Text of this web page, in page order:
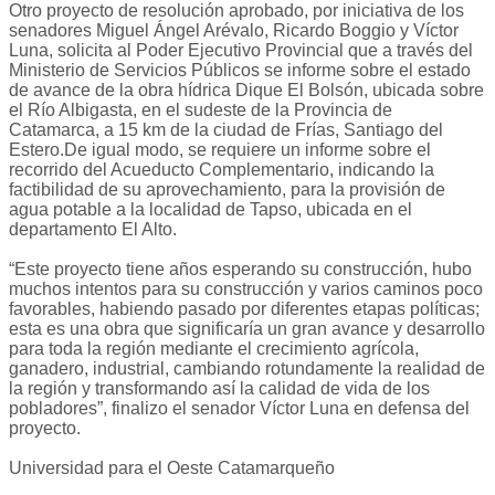
Otro proyecto de resolución aprobado, por iniciativa de los
senadores Miguel Ángel Arévalo, Ricardo Boggio y Víctor
Luna, solicita al Poder Ejecutivo Provincial que a través del
Ministerio de Servicios Públicos se informe sobre el estado
de avance de la obra hídrica Dique El Bolsón, ubicada sobre
el Río Albigasta, en el sudeste de la Provincia de
Catamarca, a 15 km de la ciudad de Frías, Santiago del
Estero.De igual modo, se requiere un informe sobre el
recorrido del Acueducto Complementario, indicando la
factibilidad de su aprovechamiento, para la provisión de
agua potable a la localidad de Tapso, ubicada en el
departamento El Alto.
“Este proyecto tiene años esperando su construcción, hubo
muchos intentos para su construcción y varios caminos poco
favorables, habiendo pasado por diferentes etapas políticas;
esta es una obra que significaría un gran avance y desarrollo
para toda la región mediante el crecimiento agrícola,
ganadero, industrial, cambiando rotundamente la realidad de
la región y transformando así la calidad de vida de los
pobladores”, finalizo el senador Víctor Luna en defensa del
proyecto.
Universidad para el Oeste Catamarqueño